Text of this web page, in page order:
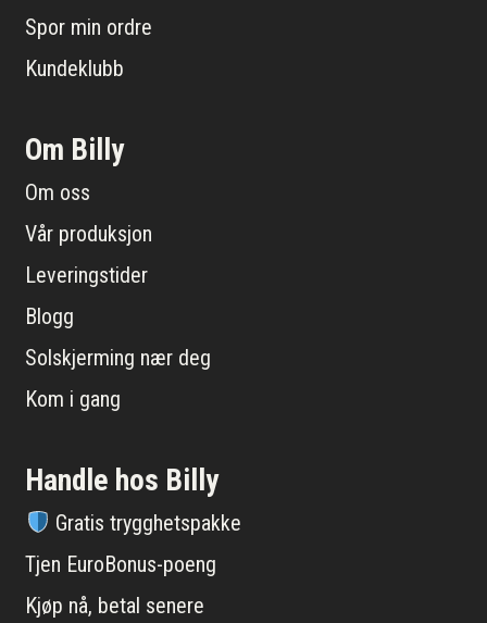
Spor min ordre
Kundeklubb
Om Billy
Om oss
Vår produksjon
Leveringstider
Blogg
Solskjerming nær deg
Kom i gang
Handle hos Billy
Gratis trygghetspakke
Tjen EuroBonus-poeng
Kjøp nå, betal senere